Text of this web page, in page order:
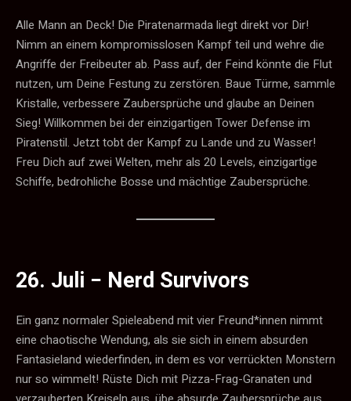
Alle Mann an Deck! Die Piratenarmada liegt direkt vor Dir!
Nimm an einem kompromisslosen Kampf teil und wehre die
Angriffe der Freibeuter ab. Pass auf, der Feind könnte die Flut
nutzen, um Deine Festung zu zerstören. Baue Türme, sammle
Kristalle, verbessere Zaubersprüche und glaube an Deinen
Sieg! Willkommen bei der einzigartigen Tower Defense im
Piratenstil. Jetzt tobt der Kampf zu Lande und zu Wasser!
Freu Dich auf zwei Welten, mehr als 20 Levels, einzigartige
Schiffe, bedrohliche Bosse und mächtige Zaubersprüche.
26. Juli − Nerd Survivors
Ein ganz normaler Spieleabend mit vier Freund*innen nimmt
eine chaotische Wendung, als sie sich in einem absurden
Fantasieland wiederfinden, in dem es vor verrückten Monstern
nur so wimmelt! Rüste Dich mit Pizza-Frag-Granaten und